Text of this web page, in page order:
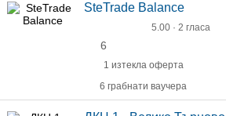
SteTrade Balance
5.00 · 2 гласа
6
1 изтекла оферта
6 грабнати ваучера